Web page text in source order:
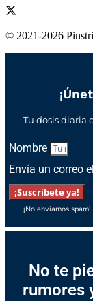
© 2021-2026
Tu dosis diaria
Nombre
Envía un correo
¡Suscríbete ya!
¡No enviamos
No te
rumores